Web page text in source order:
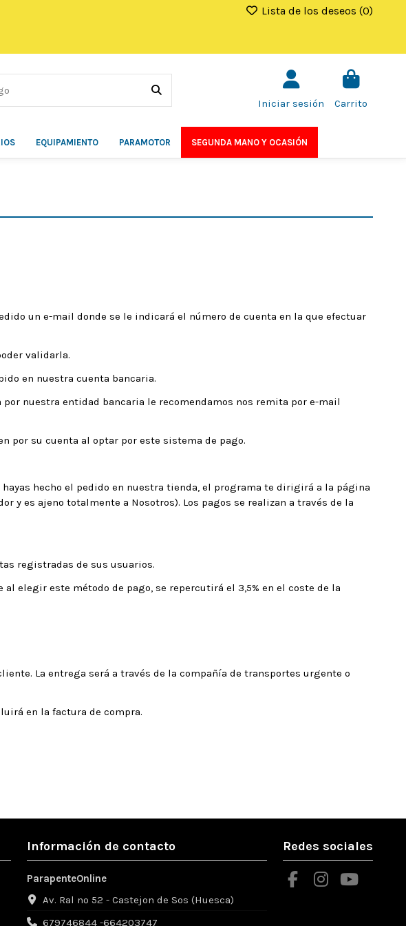
Lista de los deseos (0)
Iniciar sesión Carrito
EQUIPAMIENTO PARAMOTOR SEGUNDA MANO Y OCASIÓN
un e-mail donde se le indicará el número de cuenta en la que efectuar
validarla.
en nuestra cuenta bancaria.
nuestra entidad bancaria le recomendamos nos remita por e-mail
por su cuenta al optar por este sistema de pago.
hecho el pedido en nuestra tienda, el programa te dirigirá a la página
y es ajeno totalmente a Nosotros). Los pagos se realizan a través de la
registradas de sus usuarios.
elegir este método de pago, se repercutirá el 3,5% en el coste de la
La entrega será a través de la compañía de transportes urgente o
en la factura de compra.
Información de contacto
ParapenteOnline
Av. Ral nº 52 - Castejon de Sos (Huesca)
679746844 -664203747
Redes sociales